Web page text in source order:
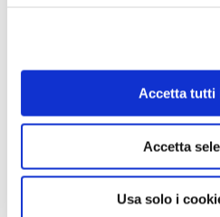
Accetta tutti
Accetta
Usa solo i